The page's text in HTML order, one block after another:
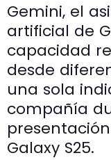
Gemini, el
artificial de
capacidad
desde
una sola
compañía
Galaxy S25.